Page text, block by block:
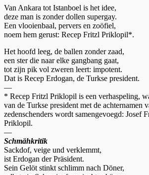
Van Ankara tot Istanboel is het idee,
deze man is zonder dollen supergay.
Een vlooienbaal, pervers en zoöfiel,
noem hem gerust: Recep Fritzl Priklopil*.
Het hoofd leeg, de ballen zonder zaad,
een ster die naar elke gangbang gaat,
tot zijn pik vol zweren leert: impotent.
Dat is Recep Erdogan, de Turkse president.
—
* Recep Fritzl Priklopil is een verhaspeling,
van de Turkse president met de achternamen
zedenschenders wordt samengevoegd: Josef
Priklopil.
—
Schmähkritik
Sackdof, veige und verklemmt,
ist Erdogan der Präsident.
Sein Gelöt stinkt schlimm nach Döner,